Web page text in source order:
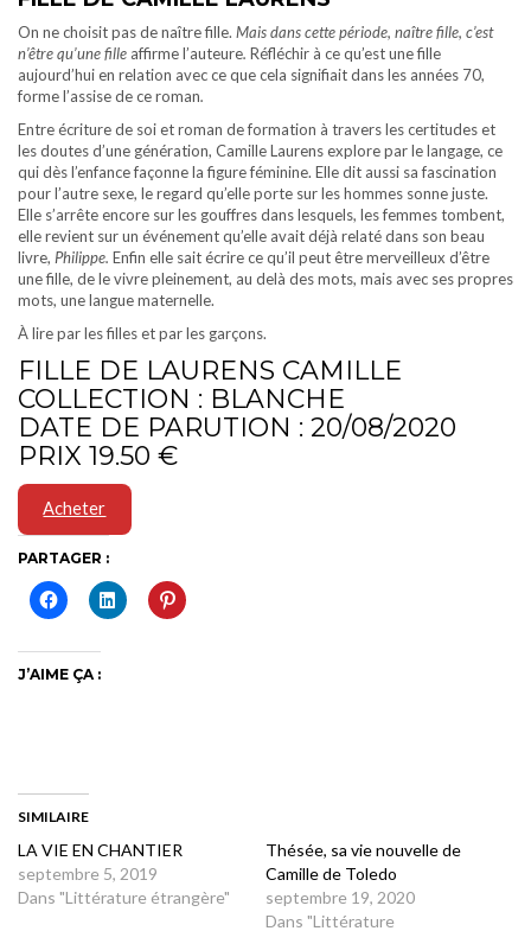
On ne choisit pas de naître fille. Mais dans cette période, naître fille, c’est
n’être qu’une fille affirme l’auteure. Réfléchir à ce qu’est une fille
aujourd’hui en relation avec ce que cela signifiait dans les années 70,
forme l’assise de ce roman.
Entre écriture de soi et roman de formation à travers les certitudes et
les doutes d’une génération, Camille Laurens explore par le langage, ce
qui dès l’enfance façonne la figure féminine. Elle dit aussi sa fascination
pour l’autre sexe, le regard qu’elle porte sur les hommes sonne juste.
Elle s’arrête encore sur les gouffres dans lesquels, les femmes tombent,
elle revient sur un événement qu’elle avait déjà relaté dans son beau
livre, Philippe. Enfin elle sait écrire ce qu’il peut être merveilleux d’être
une fille, de le vivre pleinement, au delà des mots, mais avec ses propres
mots, une langue maternelle.
À lire par les filles et par les garçons.
FILLE DE LAURENS CAMILLE
COLLECTION : BLANCHE
DATE DE PARUTION : 20/08/2020
PRIX 19.50 €
Acheter
PARTAGER :
J’AIME ÇA :
SIMILAIRE
LA VIE EN CHANTIER
septembre 5, 2019
Dans "Littérature étrangère"
Thésée, sa vie nouvelle de
Camille de Toledo
septembre 19, 2020
Dans "Littérature